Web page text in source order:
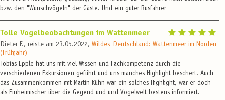
bzw. den "Wunschvögeln" der Gäste. Und ein guter Busfahrer
Tolle Vogelbeobachtungen im Wattenmeer
Dieter F., reiste am 23.05.2022, Wildes Deutschland: Wattenmeer im Norden
(Frühjahr)
Tobias Epple hat uns mit viel Wissen und Fachkompetenz durch die
verschiedenen Exkursionen geführt und uns manches Highlight beschert. Auch
das Zusammenkommen mit Martin Kühn war ein solches Highlight, war er doch
als Einheimischer über die Gegend und und Vogelwelt bestens informiert.